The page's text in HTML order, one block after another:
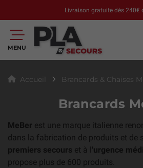
Livraison gratuite dès 240€
MENU
Accueil Brancards & Chaises
Brancards
MeBer est une marque italienne
dans la fabrication de produits et de
premiers secours et à l 'urgence
propose plus de 600 produits.